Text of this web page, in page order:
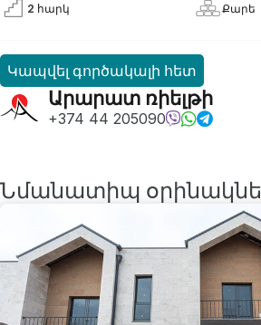
2 հարկ Քարե
Կապվել գործակալի հետ
Արարատ ռիելթի
+374 44 205090
Նմանատիպ